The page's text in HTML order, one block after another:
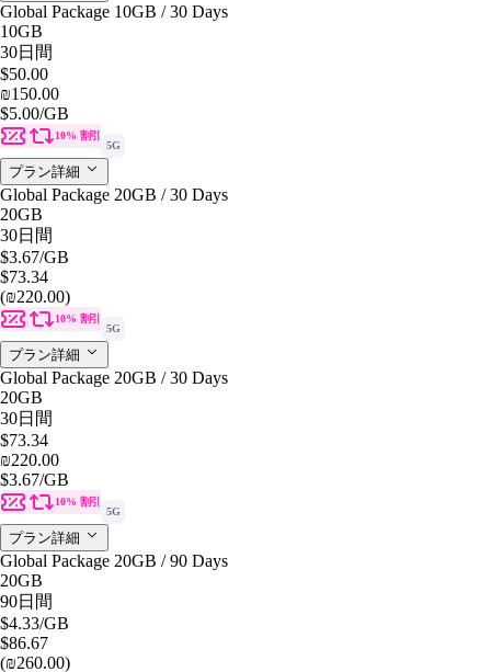
Global Package 10GB / 30 Days
10GB
30日間
$50.00
₪150.00
$5.00/GB
10% 割引
5G
プラン詳細
Global Package 20GB / 30 Days
20GB
30日間
$3.67/GB
$73.34
(₪220.00)
10% 割引
5G
プラン詳細
Global Package 20GB / 30 Days
20GB
30日間
$73.34
₪220.00
$3.67/GB
10% 割引
5G
プラン詳細
Global Package 20GB / 90 Days
20GB
90日間
$4.33/GB
$86.67
(₪260.00)